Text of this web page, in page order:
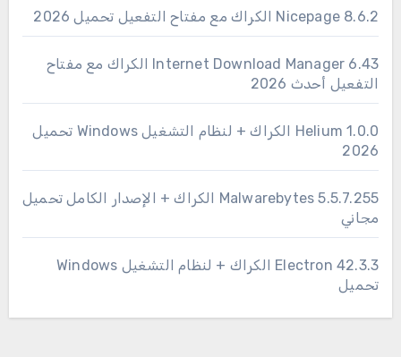
Nicepage 8.6.2 الكراك مع مفتاح التفعيل تحميل 2026
6.43 Internet Download Manager الكراك مع مفتاح
التفعيل أحدث 2026
1.0.0 Helium الكراك + لنظام التشغيل Windows تحميل
2026
Malwarebytes 5.5.7.255 الكراك + الإصدار الكامل تحميل
مجاني
Electron 42.3.3 الكراك + لنظام التشغيل Windows
تحميل